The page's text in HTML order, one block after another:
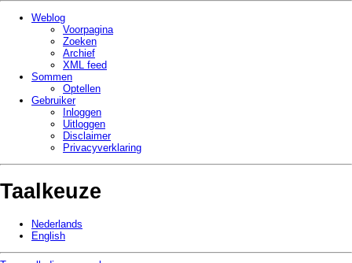
Weblog
Voorpagina
Zoeken
Archief
XML feed
Sommen
Optellen
Gebruiker
Inloggen
Uitloggen
Disclaimer
Privacy­verklaring
Taalkeuze
Nederlands
English